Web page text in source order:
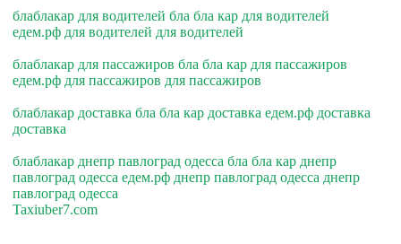
блаблакар для водителей бла бла кар для водителей
едем.рф для водителей для водителей
блаблакар для пассажиров бла бла кар для пассажиров
едем.рф для пассажиров для пассажиров
блаблакар доставка бла бла кар доставка едем.рф доставка
доставка
блаблакар днепр павлоград одесса бла бла кар днепр
павлоград одесса едем.рф днепр павлоград одесса днепр
павлоград одесса
Taxiuber7.com